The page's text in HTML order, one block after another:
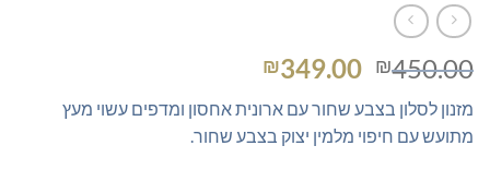
₪450.00
המחיר
היה:
₪450.00.
₪349.00
הוא:
₪349.00.
מזנון לסלון בצבע שחור עם ארונית אחסון ומדפים עשוי מעץ
מתועש עם חיפוי מלמין יצוק בצבע שחור.